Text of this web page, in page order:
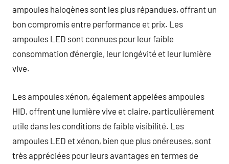
ampoules halogènes sont les plus répandues, offrant un
bon compromis entre performance et prix. Les
ampoules LED sont connues pour leur faible
consommation d’énergie, leur longévité et leur lumière
vive.
Les ampoules xénon, également appelées ampoules
HID, offrent une lumière vive et claire, particulièrement
utile dans les conditions de faible visibilité. Les
ampoules LED et xénon, bien que plus onéreuses, sont
très appréciées pour leurs avantages en termes de